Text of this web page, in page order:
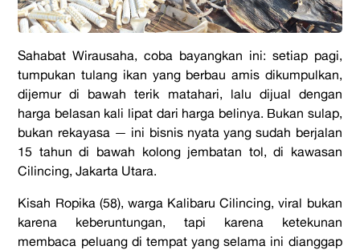
Sahabat Wirausaha, coba bayangkan ini: setiap pagi,
tumpukan tulang ikan yang berbau amis dikumpulkan,
dijemur di bawah terik matahari, lalu dijual dengan
harga belasan kali lipat dari harga belinya. Bukan sulap,
bukan rekayasa — ini bisnis nyata yang sudah berjalan
15 tahun di bawah kolong jembatan tol, di kawasan
Cilincing, Jakarta Utara.
Kisah Ropika (58), warga Kalibaru Cilincing, viral bukan
karena keberuntungan, tapi karena ketekunan
membaca peluang di tempat yang selama ini dianggap